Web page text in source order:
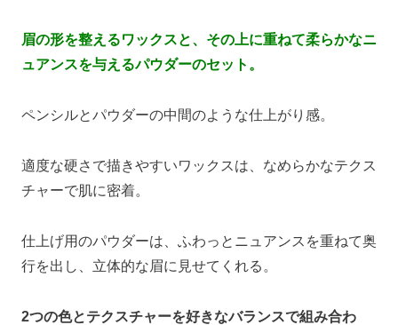
眉の形を整えるワックスと、その上に重ねて柔らかなニ
ュアンスを与えるパウダーのセット。
ペンシルとパウダーの中間のような仕上がり感。
適度な硬さで描きやすいワックスは、なめらかなテクス
チャーで肌に密着。
仕上げ用のパウダーは、ふわっとニュアンスを重ねて奥
行を出し、立体的な眉に見せてくれる。
2つの色とテクスチャーを好きなバランスで組み合わ